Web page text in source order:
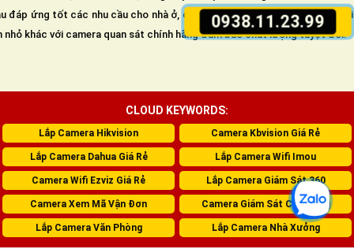
0938.11.23.99
đáp ứng tốt các nhu cầu cho nhà ở, cửa hàng, văn phòng hay các xí
nhỏ khác với camera quan sát chính hãng đảm bảo chất lượng tuyệt đối.
CLOUD KEYWORDS:
Lắp Camera Hikvision Camera Kbvision Giá Rẻ
Lắp Camera Dahua Giá Rẻ Lắp Camera Wifi Imou
Camera Wifi Ezviz Giá Rẻ Lắp Camera Giám Sát 360
Camera Xem Mã Vận Đơn Camera Giám Sát Cửa Hàng
Lắp Camera Văn Phòng Lắp Camera Nhà Xưởng